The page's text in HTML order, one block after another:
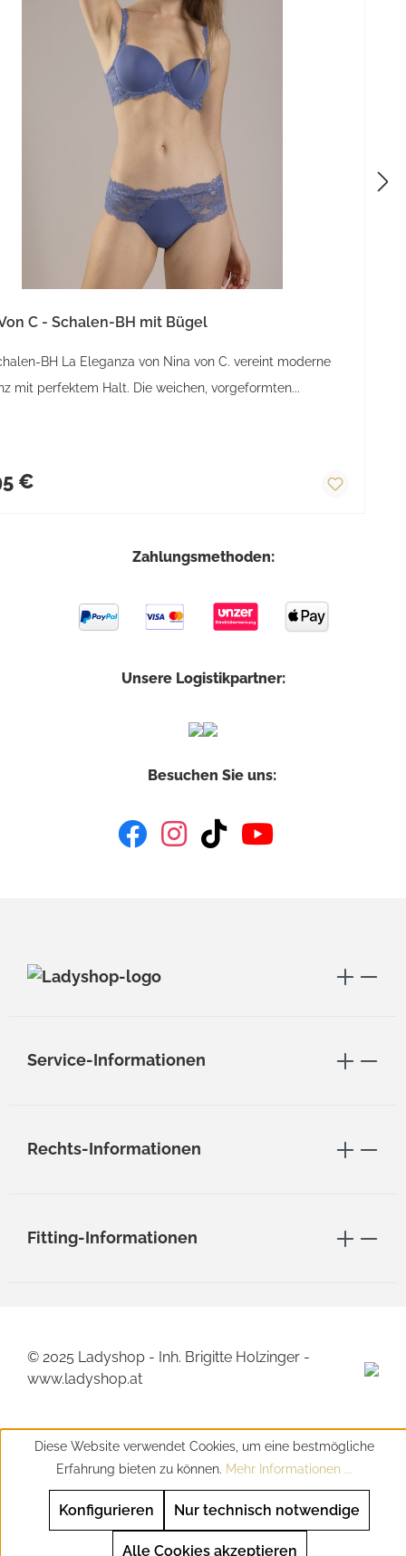
C - Schalen-BH mit Bügel
BH La Eleganza von Nina von C. vereint moderne
mit perfektem Halt. Die weichen, vorgeformten...
€
Zahlungsmethoden:
Unsere Logistikpartner:
Besuchen Sie uns:
Service-Informationen
Rechts-Informationen
Fitting-Informationen
© 2025 Ladyshop - Inh. Brigitte Holzinger -
www.ladyshop.at
Diese Website verwendet Cookies, um eine bestmögliche
Erfahrung bieten zu können. Mehr Informationen ...
Nur technisch notwendige
Konfigurieren
Alle Cookies akzeptieren